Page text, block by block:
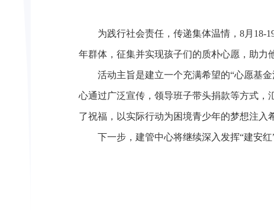
为践行社会责任，传递集体温情，8月18-
年群体，征集并实现孩子们的质朴心愿，助力
活动主旨是建立一个充满希望的“心愿基
心通过广泛宣传，领导班子带头捐款等方式，
了祝福，以实际行动为困境青少年的梦想注入
下一步，建管中心将继续深入发挥“建安